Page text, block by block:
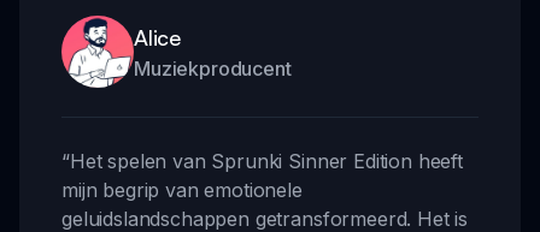
Alice
Muziekproducent
“Het spelen van Sprunki Sinner Edition heeft
mijn begrip van emotionele
geluidslandschappen getransformeerd. Het is